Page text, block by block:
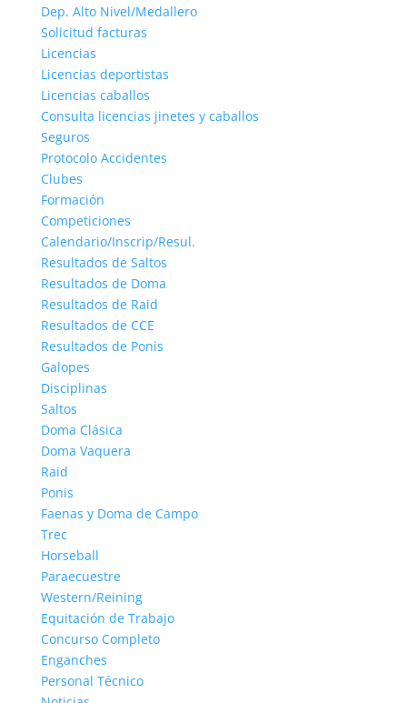
Dep. Alto Nivel/Medallero
Solicitud facturas
Licencias
Licencias deportistas
Licencias caballos
Consulta licencias jinetes y caballos
Seguros
Protocolo Accidentes
Clubes
Formación
Competiciones
Calendario/Inscrip/Resul.
Resultados de Saltos
Resultados de Doma
Resultados de Raid
Resultados de CCE
Resultados de Ponis
Galopes
Disciplinas
Saltos
Doma Clásica
Doma Vaquera
Raid
Ponis
Faenas y Doma de Campo
Trec
Horseball
Paraecuestre
Western/Reining
Equitación de Trabajo
Concurso Completo
Enganches
Personal Técnico